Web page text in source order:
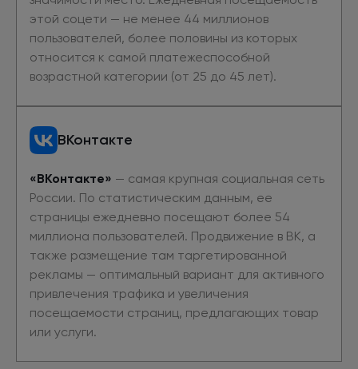
этой соцети — не менее 44 миллионов
пользователей, более половины из которых
относится к самой платежеспособной
возрастной категории (от 25 до 45 лет).
ВКонтакте
«ВКонтакте» — самая крупная социальная сеть
России. По статистическим данным, ее
страницы ежедневно посещают более 54
миллиона пользователей. Продвижение в ВК, а
также размещение там таргетированной
рекламы — оптимальный вариант для активного
привлечения трафика и увеличения
посещаемости страниц, предлагающих товар
или услуги.